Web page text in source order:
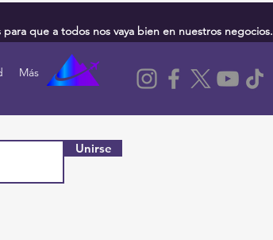
que a todos nos vaya bien en nuestros negocios.
Más
Unirse